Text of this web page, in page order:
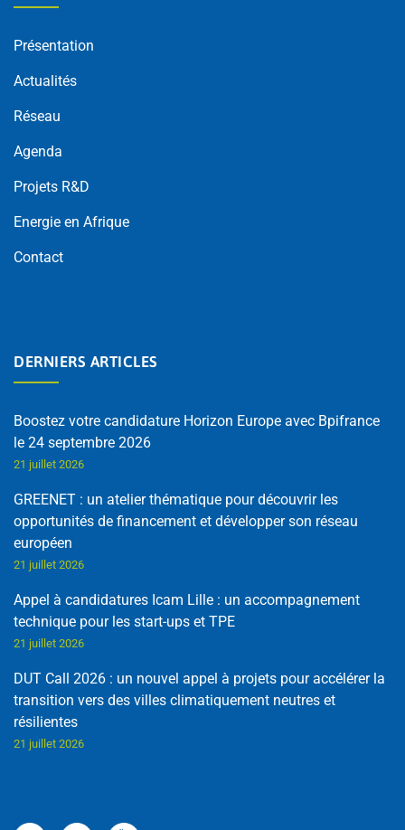
Présentation
Actualités
Réseau
Agenda
Projets R&D
Energie en Afrique
Contact
DERNIERS ARTICLES
Boostez votre candidature Horizon Europe avec Bpifrance
le 24 septembre 2026
21 juillet 2026
GREENET : un atelier thématique pour découvrir les
opportunités de financement et développer son réseau
européen
21 juillet 2026
Appel à candidatures Icam Lille : un accompagnement
technique pour les start-ups et TPE
21 juillet 2026
DUT Call 2026 : un nouvel appel à projets pour accélérer la
transition vers des villes climatiquement neutres et
résilientes
21 juillet 2026